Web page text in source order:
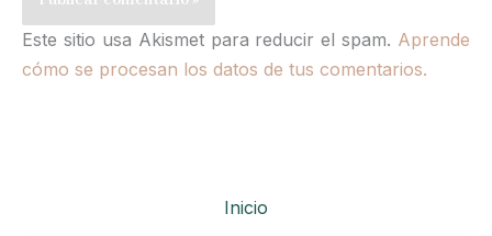
Este sitio usa Akismet para reducir el spam. Aprende
cómo se procesan los datos de tus comentarios.
Inicio